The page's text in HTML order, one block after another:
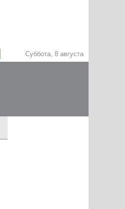
Суббота, 8 августа